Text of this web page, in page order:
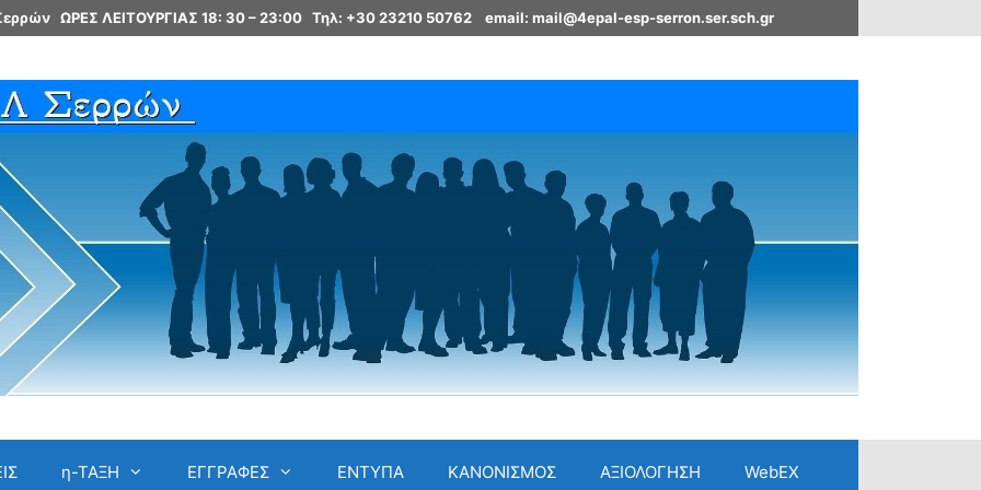
ΩΡΕΣ ΛΕΙΤΟΥΡΓΙΑΣ 18: 30 – 23:00 Τηλ: +30 23210 50762 email: mail@4epal-esp-serron.ser.sch.gr
η-ΤΑΞΗ ΕΓΓΡΑΦΕΣ ΕΝΤΥΠΑ ΚΑΝΟΝΙΣΜΟΣ ΑΞΙΟΛΟΓΗΣΗ WebEX